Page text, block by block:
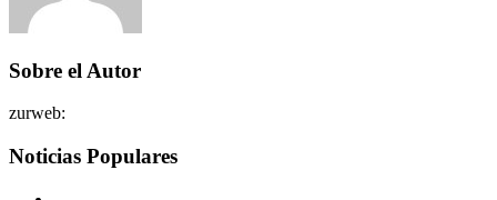
Sobre el Autor
zurweb:
Noticias Populares